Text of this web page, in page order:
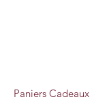
Paniers Cadeaux